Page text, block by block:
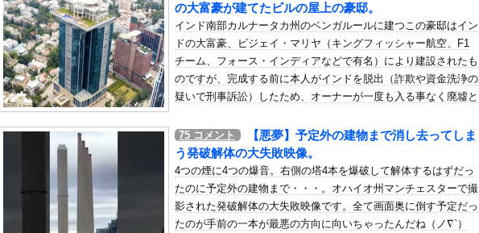
海外「これが文明か！」日本に比べて超石器時代だった英国に海外が大騒ぎ
【動画】ブラジルの女子フットサル選手が極悪すぎて5年間の出場停止処分に。
CANDYTUNEの村川緋杏の写真集売上、0.12万部wwwwwwwwww
欧州「日本だけ反則だろ…」 世界の『日本びいき』にヨーロッパ全土から不満の声
【GIF動画】 宮城の可愛すぎるチアさん、甲子園で発見される
【にじさんじ】 五木、すべてをメモ帳で管理する長尾に表計算ソフトを布教へ『企画趣旨で...
宮澤エマに「国宝級の浴衣美人」の声！「マイ・フィクション」イベントで魅せた透明感【画...
【悲報】ジ・Oが急に動かなくなった
【画像】おまえらくんの机がこの女の子の椅子にされてたらｗｗｗ
【画像】この女優さん、可愛すぎる
の大富豪が建てたビルの屋上の豪邸。
インド南部カルナータカ州のベンガルールに建つこの豪邸はイン
ドの大富豪、ビジェイ・マリヤ（キングフィッシャー航空、F1
チーム、フォース・インディアなどで有名）により建設されたも
のですが、完成する前に本人がインドを脱出（詐欺や資金洗浄の
疑いで刑事訴訟）したため、オーナーが一度も入る事なく廃墟と
75 コメント
【悪夢】予定外の建物まで消し去ってしま
う発破解体の大失敗映像。
4つの煙に4つの爆音。右側の塔4本を爆破して解体するはずだっ
たのに予定外の建物まで・・・。オハイオ州マンチェスターで撮
影された発破解体の大失敗映像です。全て画面奥に倒す予定だっ
たのが手前の一本が最悪の方向に向いちゃったんだね（ノ∇`）